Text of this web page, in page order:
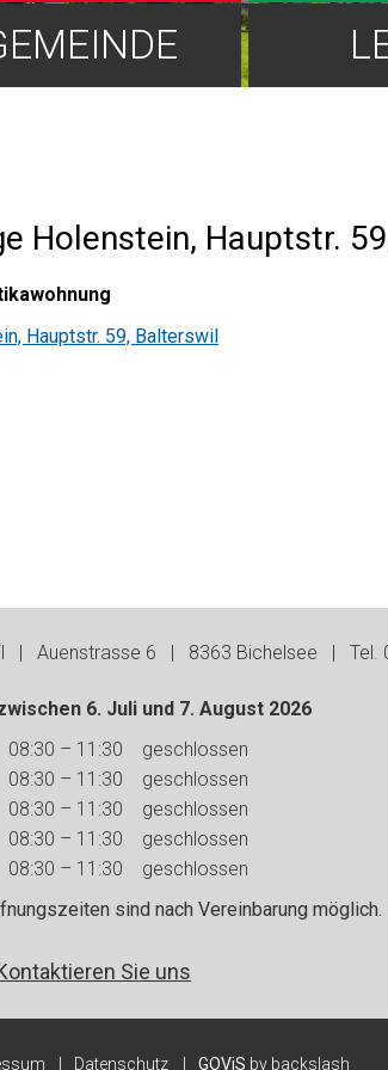
Holenstein, Hauptstr.
Hauptstr. 59, Balterswil
| Auenstrasse 6 | 8363 Bichelsee | Tel.
6. Juli und 7. August 2026
Vormittag Nachmittag
08:30 – 11:30
geschlossen
08:30 – 11:30
geschlossen
08:30 – 11:30
geschlossen
08:30 – 11:30
geschlossen
08:30 – 11:30
geschlossen
sind nach Vereinbarung möglich.
Sie uns
Datenschutz GOViS by backslash